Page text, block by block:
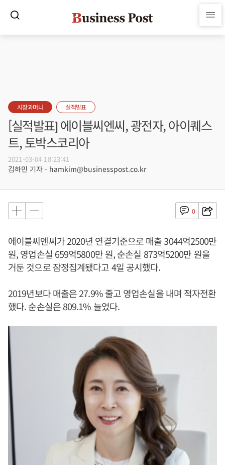
시장과머니 실적발표
[실적발표] 에이블씨엔씨, 광전자, 아이퀘스
트, 토박스코리아
2021-03-04 18:23:41
김하민 기자 - hamkim@businesspost.co.kr
0
에이블씨엔씨가 2020년 연결기준으로 매출 3044억2500만
원, 영업손실 659억5800만 원, 순손실 873억5200만 원을
거둔 것으로 잠정집계됐다고 4일 공시했다.
2019년보다 매출은 27.9% 줄고 영업손실을 내며 적자전환
했다. 순손실은 809.1% 늘었다.